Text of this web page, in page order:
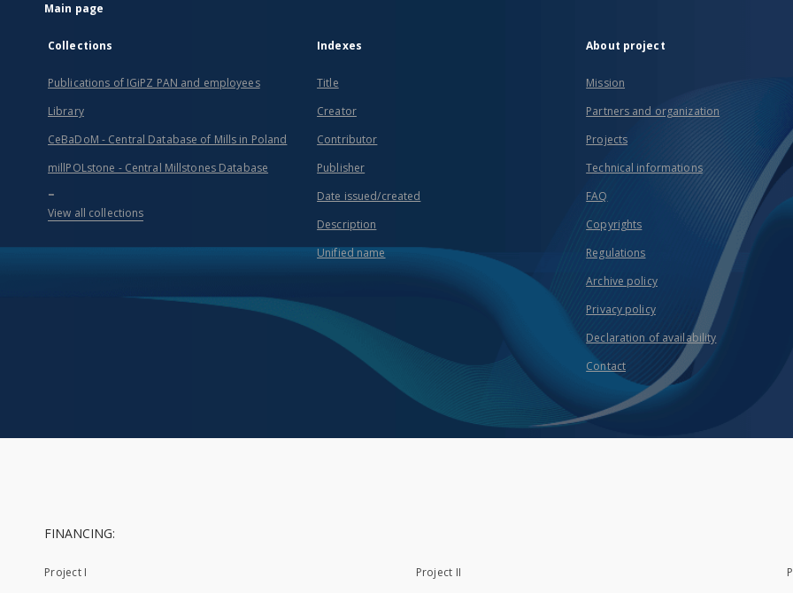
Main page
Collections
Publications of IGiPZ PAN and employees
Library
CeBaDoM - Central Database of Mills in Poland
millPOLstone - Central Millstones Database
...
View all collections
Indexes
Title
Creator
Contributor
Publisher
Date issued/created
Description
Unified name
About project
Mission
Partners and organization
Projects
Technical informations
FAQ
Copyrights
Regulations
Archive policy
Privacy policy
Declaration of availability
Contact
FINANCING:
Project I Project II